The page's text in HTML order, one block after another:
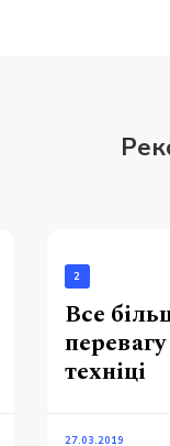
2
Все
техніці
27.03.2019